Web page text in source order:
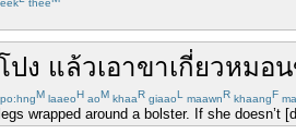
eek thee
ปง แล้วเอาขาเกี่ยวหมอน
M laaeoH aoM khaaR giaaoL maawnR khaangF
wrapped around a bolster. If she doesn’t